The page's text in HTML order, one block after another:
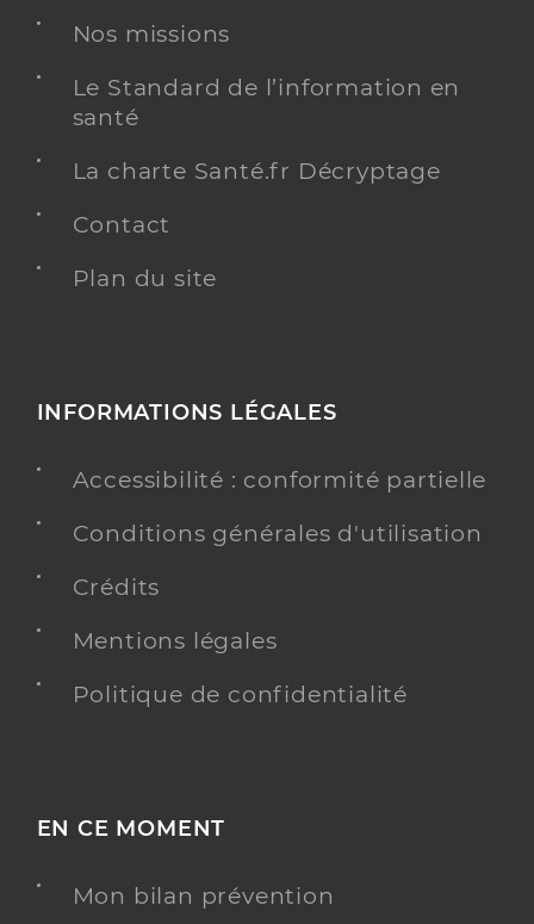
Nos missions
Le Standard de l’information en
santé
La charte Santé.fr Décryptage
Contact
Plan du site
INFORMATIONS LÉGALES
Accessibilité : conformité partielle
Conditions générales d'utilisation
Crédits
Mentions légales
Politique de confidentialité
EN CE MOMENT
Mon bilan prévention